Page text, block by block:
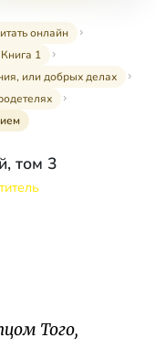
онлайн
1
или добрых делах
том 3
Того,